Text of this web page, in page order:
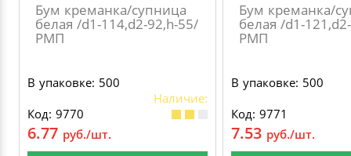
Бум креманка/супница
белая /d1-114,d2-92,h-55/
РМП
В упаковке: 500
Наличие:
Код: 9770
6.77 руб./шт.
Бум креманка/
белая /d1-
РМП
В упаковке: 500
Код: 9771
7.53 руб./шт.